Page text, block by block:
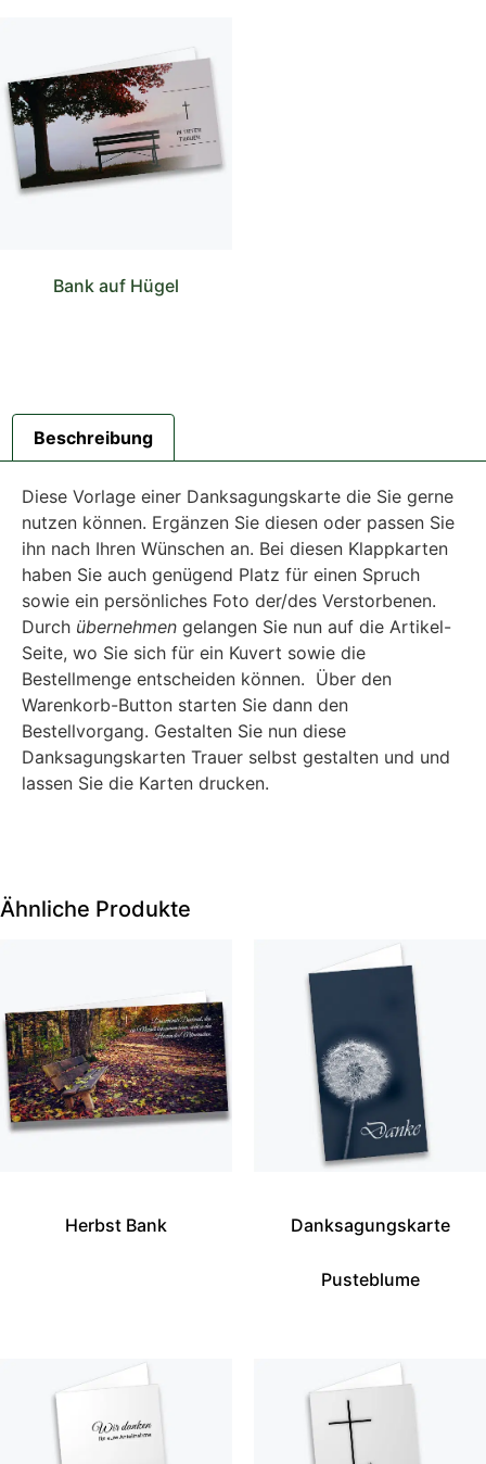
Bank auf Hügel
Beschreibung
Diese Vorlage einer Danksagungskarte die Sie gerne
nutzen können. Ergänzen Sie diesen oder passen Sie
ihn nach Ihren Wünschen an. Bei diesen Klappkarten
haben Sie auch genügend Platz für einen Spruch
sowie ein persönliches Foto der/des Verstorbenen.
Durch übernehmen gelangen Sie nun auf die Artikel-
Seite, wo Sie sich für ein Kuvert sowie die
Bestellmenge entscheiden können. Über den
Warenkorb-Button starten Sie dann den
Bestellvorgang. Gestalten Sie nun diese
Danksagungskarten Trauer selbst gestalten und und
lassen Sie die Karten drucken.
Ähnliche Produkte
Herbst Bank Danksagungskarte
Pusteblume